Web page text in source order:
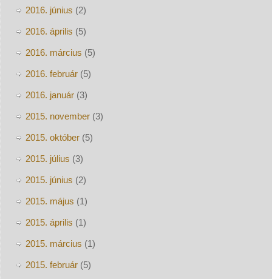
2016. június (2)
2016. április (5)
2016. március (5)
2016. február(5)
2016. január(3)
2015. november(3)
2015. október(5)
2015. július (3)
2015. június (2)
2015. május (1)
2015. április (1)
2015. március (1)
2015. február(5)